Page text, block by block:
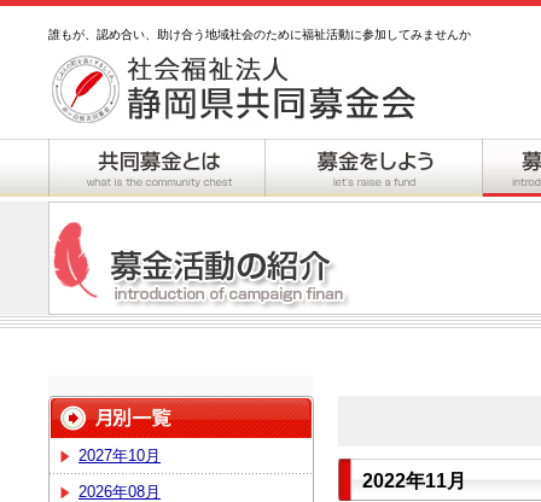
誰もが、認め合い、助け合う地域社会のために福祉活動に参加してみませんか
2027年10月
2026年08月
2022年11月